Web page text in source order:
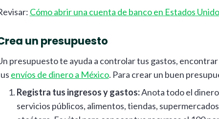
Cómo abrir una cuenta de banco en Estados
un presupuesto
presupuesto te ayuda a controlar tus gastos,
envíos de dinero a México. Para crear un buen
Registra tus ingresos y gastos:Anota todo el
servicios públicos, alimentos, tiendas,